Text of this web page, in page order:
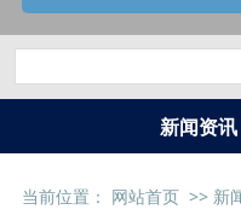
新闻资
当前位置： 网站首页>> 新